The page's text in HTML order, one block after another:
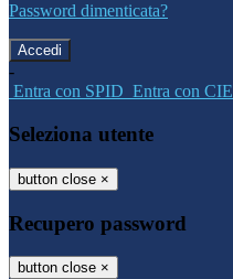
Password dimenticata?
-
Entra con SPID Entra con CIE
Seleziona utente
button close ×
Recupero password
button close ×